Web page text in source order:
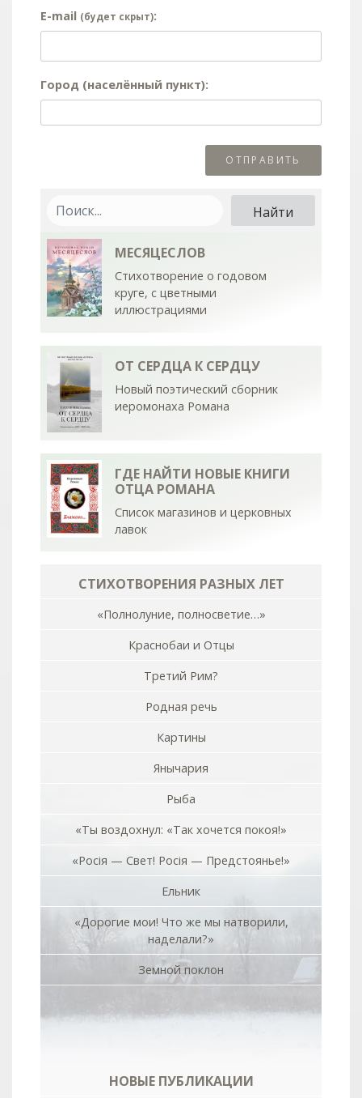
E-mail (будет скрыт):
Город (населённый пункт):
МЕСЯЦЕСЛОВ
Стихотворение о годовом
круге, с цветными
иллюстрациями
ОТ СЕРДЦА К СЕРДЦУ
Новый поэтический сборник
иеромонаха Романа
ГДЕ НАЙТИ НОВЫЕ КНИГИ
ОТЦА РОМАНА
Список магазинов и церковных
лавок
СТИХОТВОРЕНИЯ РАЗНЫХ ЛЕТ
«Полнолуние, полносветие…»
Краснобаи и Отцы
Третий Рим?
Родная речь
Картины
Янычария
Рыба
«Ты воздохнул: «Так хочется покоя!»
«Росiя — Свет! Росiя — Предстоянье!»
Ельник
«Дорогие мои! Что же мы натворили,
наделали?»
Земной поклон
НОВЫЕ ПУБЛИКАЦИИ